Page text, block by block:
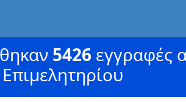
5426 εγγραφές